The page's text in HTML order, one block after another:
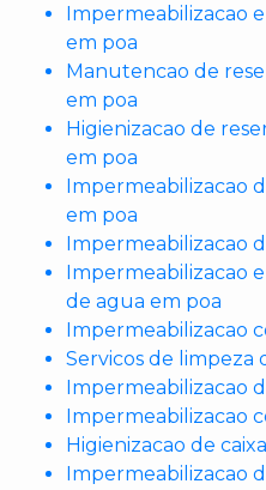
Impermeabilizacao
em poa
Manutencao de
em poa
Higienizacao de
em poa
Impermeabilizacao
em poa
Impermeabilizacao
Impermeabilizacao
de agua em poa
Impermeabilizacao
Servicos de limpeza
Impermeabilizacao
Impermeabilizacao
Higienizacao de
Impermeabilizacao